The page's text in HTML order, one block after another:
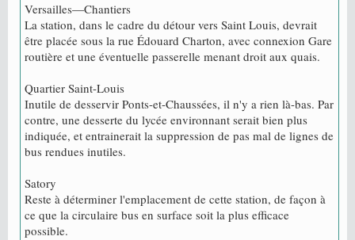
Versailles—Chantiers
La station, dans le cadre du détour vers Saint Louis, devrait
être placée sous la rue Édouard Charton, avec connexion Gare
routière et une éventuelle passerelle menant droit aux quais.
Quartier Saint-Louis
Inutile de desservir Ponts-et-Chaussées, il n'y a rien là-bas. Par
contre, une desserte du lycée environnant serait bien plus
indiquée, et entrainerait la suppression de pas mal de lignes de
bus rendues inutiles.
Satory
Reste à déterminer l'emplacement de cette station, de façon à
ce que la circulaire bus en surface soit la plus efficace
possible.